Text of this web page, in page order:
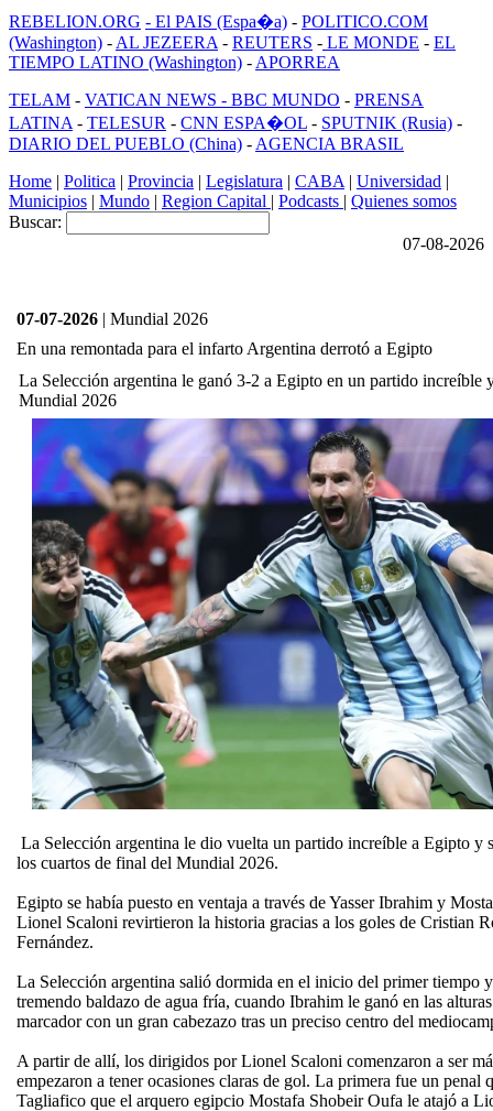
REBELION.ORG - El PAIS (Espa�a) - POLITICO.COM
(Washington) - AL JEZEERA - REUTERS - LE MONDE - EL
TIEMPO LATINO (Washington) - APORREA
TELAM - VATICAN NEWS - BBC MUNDO - PRENSA
LATINA - TELESUR - CNN ESPA�OL - SPUTNIK (Rusia) -
DIARIO DEL PUEBLO (China) - AGENCIA BRASIL
Home | Politica | Provincia | Legislatura | CABA | Universidad |
Municipios | Mundo | Region Capital | Podcasts | Quienes somos
Buscar:
07-08-2026
07-07-2026 | Mundial 2026
En una remontada para el infarto Argentina derrotó a Egipto
La Selección argentina le ganó 3-2 a Egipto en un partido increíble
Mundial 2026
La Selección argentina le dio vuelta un partido increíble a Egipto y
los cuartos de final del Mundial 2026.
Egipto se había puesto en ventaja a través de Yasser Ibrahim y
Lionel Scaloni revirtieron la historia gracias a los goles de Cristian
Fernández.
La Selección argentina salió dormida en el inicio del primer tiempo
tremendo baldazo de agua fría, cuando Ibrahim le ganó en las
marcador con un gran cabezazo tras un preciso centro del
A partir de allí, los dirigidos por Lionel Scaloni comenzaron a ser
empezaron a tener ocasiones claras de gol. La primera fue un penal
Tagliafico que el arquero egipcio Mostafa Shobeir Oufa le atajó a